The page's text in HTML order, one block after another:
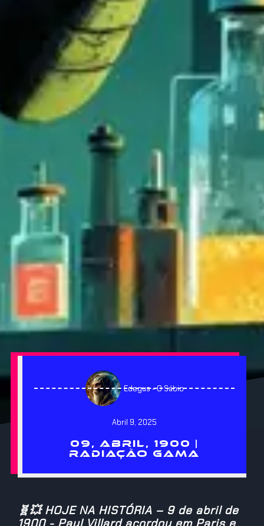
Edegus - O Sábio
Abril 9, 2025
09, ABRIL, 1900 |
RADIAÇÃO GAMA
🧬💥 HOJE NA HISTÓRIA – 9 de abril de